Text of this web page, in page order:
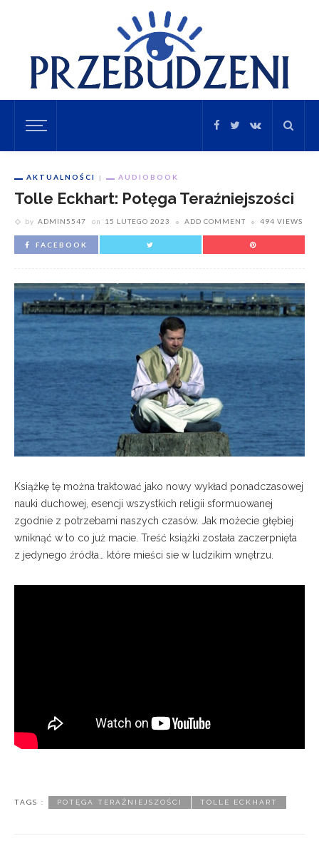
AKTUALNOŚCI AUDIOBOOK
Tolle Eckhart: Potęga Teraźniejszości
by ADMIN5547 on 15 LUTEGO 2023 ADD COMMENT 494 VIEWS
FACEBOOK
Książkę tę można traktować jako nowy wykład ponadczasowej
nauki duchowej, esencji wszystkich religii sformuowanej
zgodnie z potrzebami naszych czasów. Jak możecie głębiej
wniknąć w to co już macie. Treść książki została zaczerpnięta
z jedynego źródła… które mieści sie w ludzikim wnętrzu.
TAGS : POTĘGA TERAŹNIEJSZOŚCI TOLLE ECKHART